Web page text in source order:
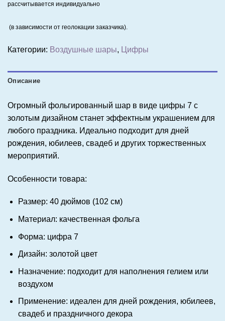
рассчитывается индивидуально
(в зависимости от геолокации заказчика).
Категории: Воздушные шары, Цифры
Описание
Огромный фольгированный шар в виде цифры 7 с
золотым дизайном станет эффектным украшением для
любого праздника. Идеально подходит для дней
рождения, юбилеев, свадеб и других торжественных
мероприятий.
Особенности товара:
Размер: 40 дюймов (102 см)
Материал: качественная фольга
Форма: цифра 7
Дизайн: золотой цвет
Назначение: подходит для наполнения гелием или
воздухом
Применение: идеален для дней рождения, юбилеев,
свадеб и праздничного декора